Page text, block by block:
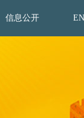
信息公开 EN